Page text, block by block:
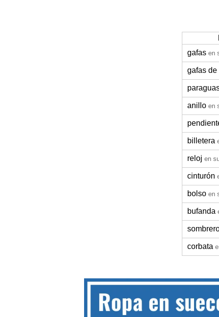
gafas en
gafas de
anillo en
billetera
reloj en
cinturón
bolso en
bufanda
corbata